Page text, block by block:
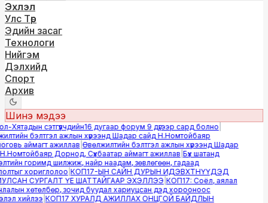
Эхлэл
Улс Төр
Эдийн засаг
Технологи
Нийгэм
Дэлхийд
Спорт
Архив
Шинэ мэдээ
сэтгүүлчдийн16 дугаар форум 9 дүгээр сард болно|
бэлтгэл ажлын хүрээнд Шадар сайд Н.Номтойбаяр
аймагт ажиллав|Өвөлжилтийн бэлтгэл ажлын хүрээнд Шадар
Дорнод, Сүхбаатар аймагт ажиллав|Бүх шатанд
горимд шилжиж, найр наадам, зөвлөгөөн, гадаад
хориглолоо|КОП17-ЫН САЙН ДУРЫН ИДЭВХТНҮҮДЭД
СУРГАЛТ ҮЕ ШАТТАЙГААР ЭХЭЛЛЭЭ|КОП17: Соёл, аялал
хөтөлбөр, зочид буудал хариуцсан дэд хорооноос
хийлээ|КОП17 ХУРАЛД АЖИЛЛАХ ОНЦГОЙ БАЙДЛЫН